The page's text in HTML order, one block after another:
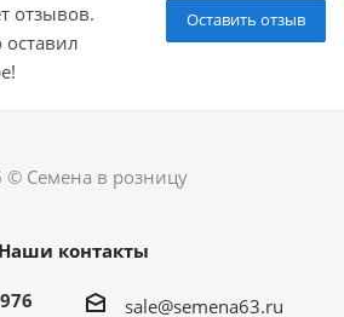
Оставить отзыв
отзывов.
оставил
© Семена в розницу
Наши контакты
sale@semena63.ru